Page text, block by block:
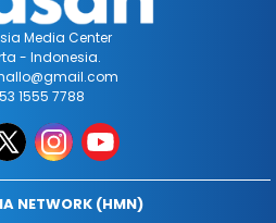
Media Center
- Indonesia.
1555 7788
NETWORK (HMN)